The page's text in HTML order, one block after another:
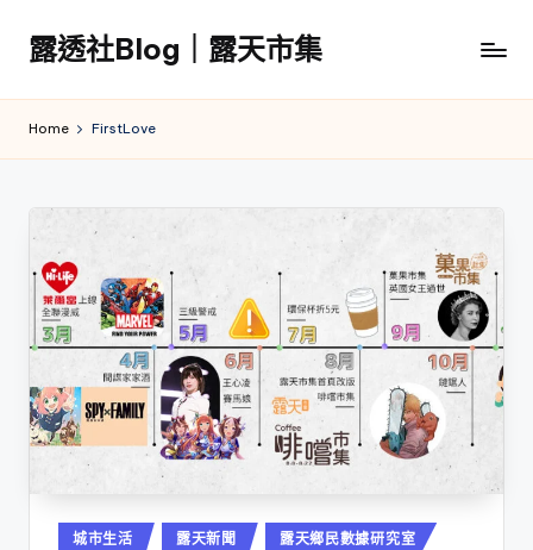
Skip
content
露透社Blog｜露天市集
社
市
集
Home FirstLove
Posted
城市生活 露天新聞 露天鄉民數據研究室